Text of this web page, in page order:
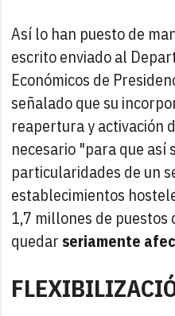
Así lo han puesto de
escrito enviado al
Económicos de
señalado que su
reapertura y activación
necesario "para que así
particularidades de un
establecimientos
1,7 millones de puestos
quedar seriamente